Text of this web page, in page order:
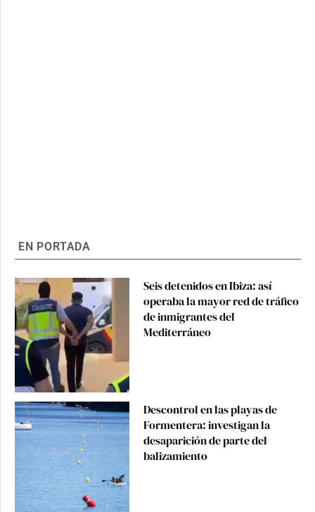
EN PORTADA
Seis detenidos en Ibiza: así
operaba la mayor red de tráfico
de inmigrantes del
Mediterráneo
Descontrol en las playas de
Formentera: investigan la
desaparición de parte del
balizamiento